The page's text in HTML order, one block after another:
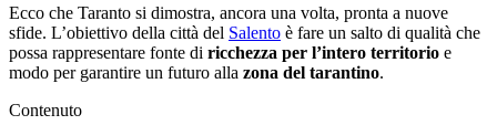
Ecco che Taranto si dimostra, ancora una volta, pronta a nuove
sfide. L’obiettivo della città del Salento è fare un salto di qualità che
possa rappresentare fonte di ricchezza per l’intero territorio e
modo per garantire un futuro alla zona del tarantino.
Contenuto